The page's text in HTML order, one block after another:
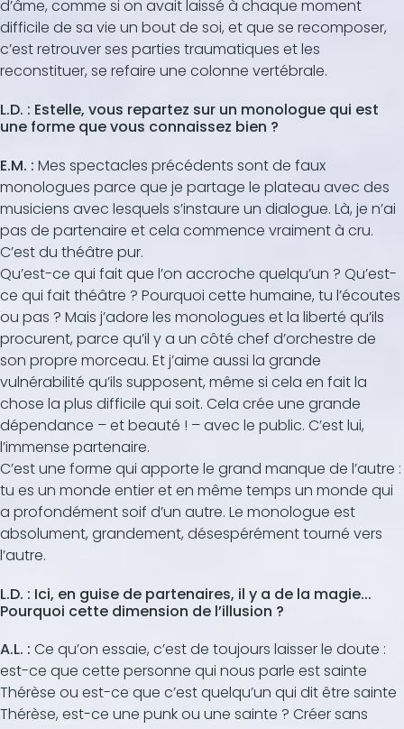
d’âme, comme si on avait laissé à chaque moment
difficile de sa vie un bout de soi, et que se recomposer,
c’est retrouver ses parties traumatiques et les
reconstituer, se refaire une colonne vertébrale.
L.D. : Estelle, vous repartez sur un monologue qui est
une forme que vous connaissez bien ?
E.M. : Mes spectacles précédents sont de faux
monologues parce que je partage le plateau avec des
musiciens avec lesquels s’instaure un dialogue. Là, je n’ai
pas de partenaire et cela commence vraiment à cru.
C’est du théâtre pur.
Qu’est-ce qui fait que l’on accroche quelqu’un ? Qu’est-
ce qui fait théâtre ? Pourquoi cette humaine, tu l’écoutes
ou pas ? Mais j’adore les monologues et la liberté qu’ils
procurent, parce qu’il y a un côté chef d’orchestre de
son propre morceau. Et j’aime aussi la grande
vulnérabilité qu’ils supposent, même si cela en fait la
chose la plus difficile qui soit. Cela crée une grande
dépendance – et beauté ! – avec le public. C’est lui,
l’immense partenaire.
C’est une forme qui apporte le grand manque de l’autre :
tu es un monde entier et en même temps un monde qui
a profondément soif d’un autre. Le monologue est
absolument, grandement, désespérément tourné vers
l’autre.
L.D. : Ici, en guise de partenaires, il y a de la magie...
Pourquoi cette dimension de l’illusion ?
A.L. : Ce qu’on essaie, c’est de toujours laisser le doute :
est-ce que cette personne qui nous parle est sainte
Thérèse ou est-ce que c’est quelqu’un qui dit être sainte
Thérèse, est-ce une punk ou une sainte ? Créer sans